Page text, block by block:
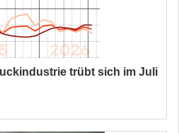
trübt sich im Juli